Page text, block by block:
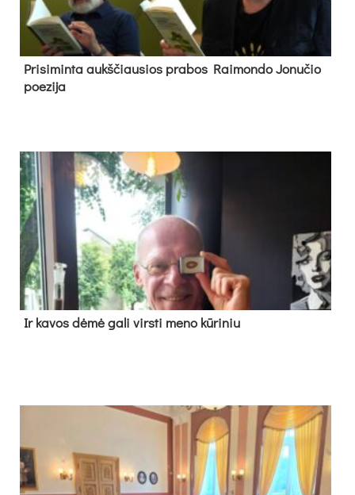
Pri­si­min­ta aukš­čiau­sios pra­bos Rai­mon­do Jo­nu­čio
poe­zi­ja
Ir ka­vos dė­mė ga­li virs­ti me­no kū­ri­niu